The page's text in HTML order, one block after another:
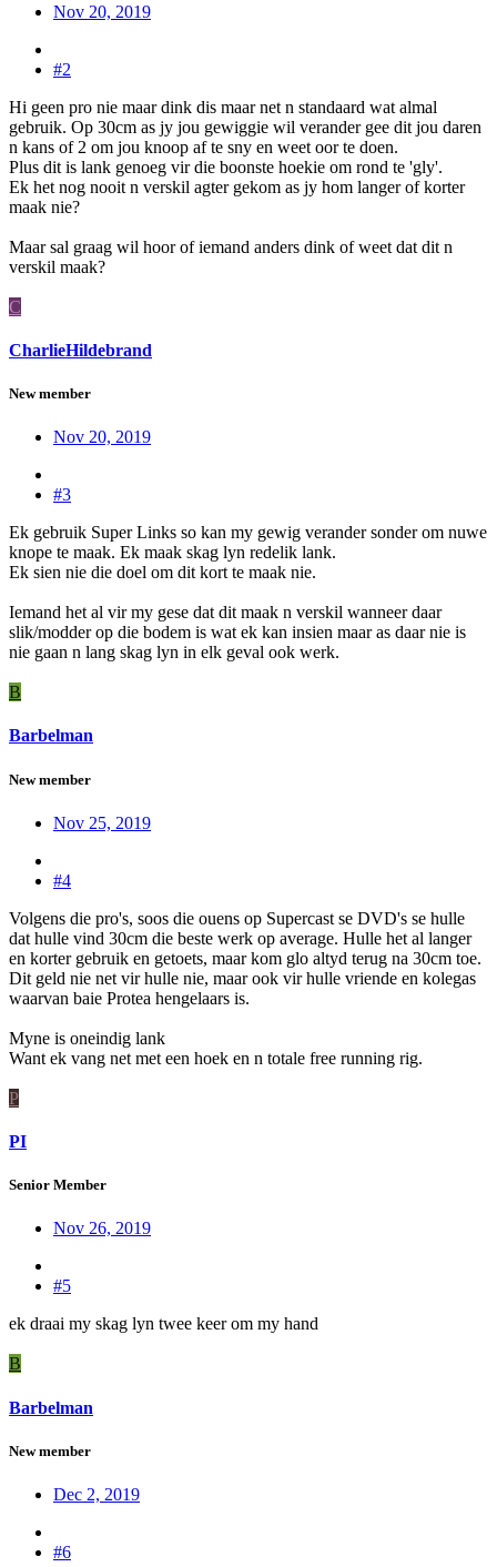
Nov 20, 2019
#2
Hi geen pro nie maar dink dis maar net n standaard wat almal
gebruik. Op 30cm as jy jou gewiggie wil verander gee dit jou daren
n kans of 2 om jou knoop af te sny en weet oor te doen.
Plus dit is lank genoeg vir die boonste hoekie om rond te 'gly'.
Ek het nog nooit n verskil agter gekom as jy hom langer of korter
maak nie?
Maar sal graag wil hoor of iemand anders dink of weet dat dit n
verskil maak?
C
CharlieHildebrand
New member
Nov 20, 2019
#3
Ek gebruik Super Links so kan my gewig verander sonder om nuwe
knope te maak. Ek maak skag lyn redelik lank.
Ek sien nie die doel om dit kort te maak nie.
Iemand het al vir my gese dat dit maak n verskil wanneer daar
slik/modder op die bodem is wat ek kan insien maar as daar nie is
nie gaan n lang skag lyn in elk geval ook werk.
B
Barbelman
New member
Nov 25, 2019
#4
Volgens die pro's, soos die ouens op Supercast se DVD's se hulle
dat hulle vind 30cm die beste werk op average. Hulle het al langer
en korter gebruik en getoets, maar kom glo altyd terug na 30cm toe.
Dit geld nie net vir hulle nie, maar ook vir hulle vriende en kolegas
waarvan baie Protea hengelaars is.
Myne is oneindig lank
Want ek vang net met een hoek en n totale free running rig.
P
PI
Senior Member
Nov 26, 2019
#5
ek draai my skag lyn twee keer om my hand
B
Barbelman
New member
Dec 2, 2019
#6